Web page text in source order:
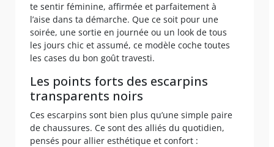
te sentir féminine, affirmée et parfaitement à
l’aise dans ta démarche. Que ce soit pour une
soirée, une sortie en journée ou un look de tous
les jours chic et assumé, ce modèle coche toutes
les cases du bon goût travesti.
Les points forts des escarpins
transparents noirs
Ces escarpins sont bien plus qu’une simple paire
de chaussures. Ce sont des alliés du quotidien,
pensés pour allier esthétique et confort :